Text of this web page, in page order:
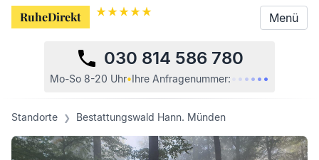
RuheDirekt Menü
030 814 586 780
Mo-So 8-20 Uhr•Ihre Anfragenummer: • • • • •
RuheDirekt Menü
Standorte Bestattungswald Hann. Münden